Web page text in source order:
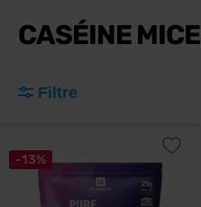
CASÉINE
Filtre
-13%